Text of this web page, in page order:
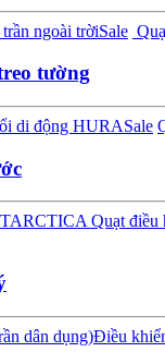
ngoài trờiSale
tường
di động HURASale
Quạt
dân dụng)Điều